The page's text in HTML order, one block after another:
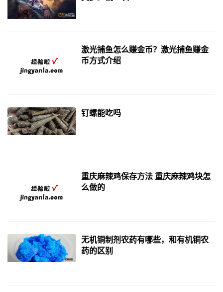
激光捕鱼怎么赚金币？激光捕鱼赚金
币方式介绍
钉螺能吃吗
重庆麻辣鸡保存方法 重庆麻辣鸡块怎
么做的
无机铜制剂农药有哪些，和有机铜农
药的区别